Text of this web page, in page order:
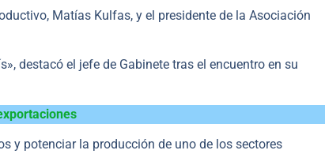
Matías Kulfas, y el presidente de la Asociación
destacó el jefe de Gabinete tras el encuentro en su
y potenciar la producción de uno de los sectores